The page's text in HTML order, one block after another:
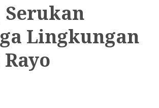
Serukan
Lingkungan